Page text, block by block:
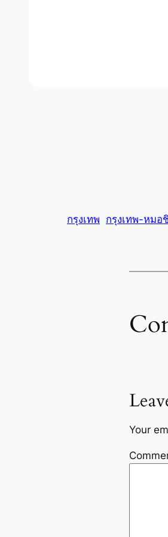
กรุงเทพ กรุงเทพ-หมอ
Your